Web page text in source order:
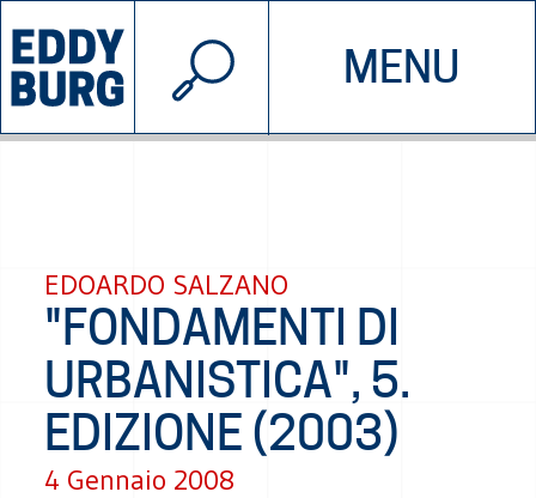
MENU
INIZIATIVE CHI SIAMO
© 2026 EDDYBURG
EDOARDO SALZANO
"FONDAMENTI DI
URBANISTICA", 5.
EDIZIONE (2003)
4 Gennaio 2008